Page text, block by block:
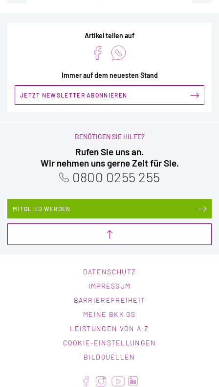
Artikel teilen auf
Immer auf dem neuesten Stand
JETZT NEWSLETTER ABONNIEREN
BENÖTIGEN SIE HILFE?
Rufen Sie uns an.
Wir nehmen uns gerne Zeit für Sie.
0800 0255 255
MITGLIED WERDEN
DATENSCHUTZ
IMPRESSUM
BARRIEREFREIHEIT
MEINE BKK GS
LEISTUNGEN VON A-Z
COOKIE-EINSTELLUNGEN
BILDQUELLEN